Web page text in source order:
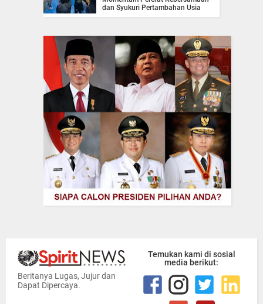
dan Syukuri Pertambahan Usia
Beritanya Lugas, Jujur dan
Dapat Dipercaya.
Temukan kami di sosial
media berikut: